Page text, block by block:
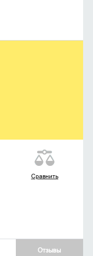
Сравнить
Отзывы